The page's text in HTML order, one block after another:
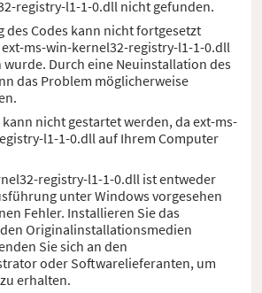
registry-l1-1-0.dll nicht gefunden.
des Codes kann nicht fortgesetzt
ms-win-kernel32-registry-l1-1-0.dll
Durch eine Neuinstallation des
das Problem möglicherweise
nicht gestartet werden, da ext-ms-
l1-1-0.dll auf Ihrem Computer
registry-l1-1-0.dll ist entweder
unter Windows vorgesehen
Fehler. Installieren Sie das
Originalinstallationsmedien
Sie sich an den
oder Softwarelieferanten, um
erhalten.